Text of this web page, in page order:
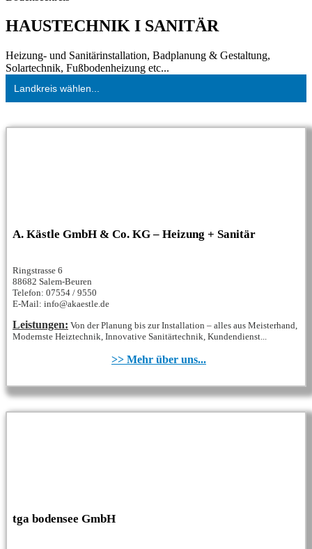
HAUSTECHNIK I SANITÄR
Heizung- und Sanitärinstallation, Badplanung & Gestaltung,
Solartechnik, Fußbodenheizung etc...
Landkreis wählen...
A. Kästle GmbH & Co. KG – Heizung + Sanitär
Ringstrasse 6
88682 Salem-Beuren
Telefon: 07554 / 9550
E-Mail: info@akaestle.de
Leistungen: Von der Planung bis zur Installation – alles aus Meisterhand,
Modernste Heiztechnik, Innovative Sanitärtechnik, Kundendienst...
>> Mehr über uns...
tga bodensee GmbH